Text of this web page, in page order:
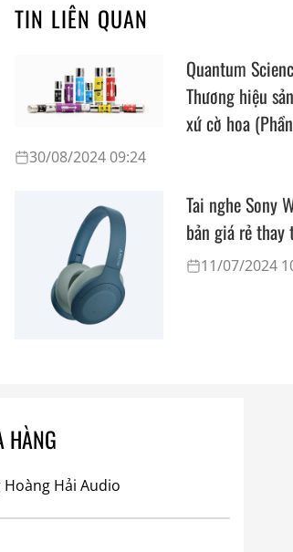
TIN LIÊN QUAN
Quantum
Thương hiệu
xứ cờ hoa
30/08/2024 09:24
Tai nghe Sony
bản giá rẻ thay
11/07/2024
HÀNG
Hải Audio